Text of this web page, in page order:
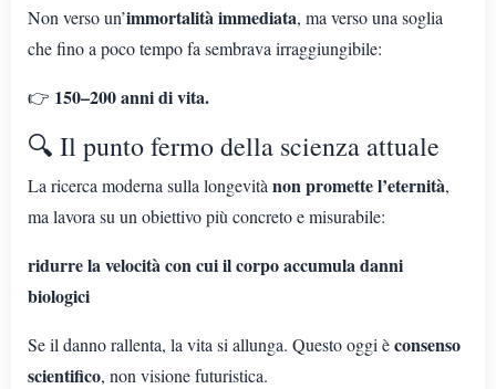
Non verso un’immortalità immediata, ma verso una soglia
che fino a poco tempo fa sembrava irraggiungibile:
👉 150–200 anni di vita.
🔍 Il punto fermo della scienza attuale
La ricerca moderna sulla longevità non promette l’eternità,
ma lavora su un obiettivo più concreto e misurabile:
ridurre la velocità con cui il corpo accumula danni
biologici
Se il danno rallenta, la vita si allunga. Questo oggi èconsenso
scientifico, non visione futuristica.